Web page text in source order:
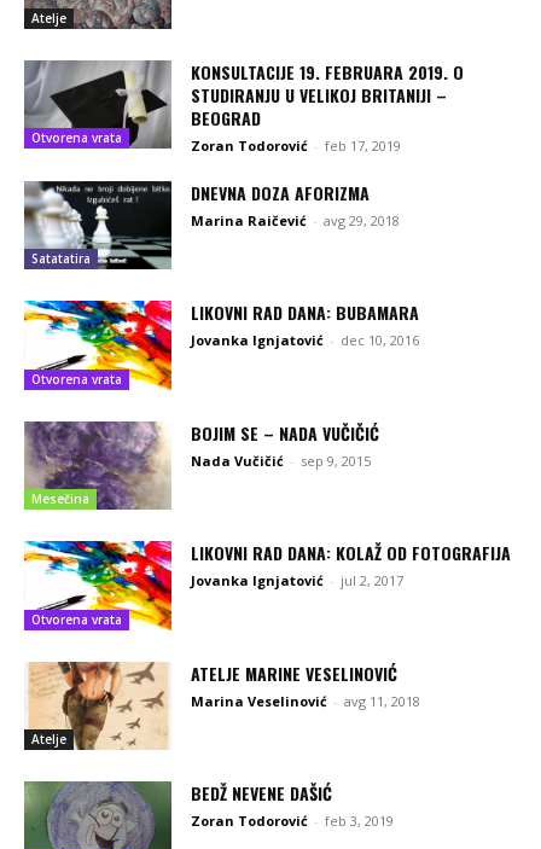
Atelje
Otvorena vrata
KONSULTACIJE 19. FEBRUARA 2019. O
STUDIRANJU U VELIKOJ BRITANIJI –
BEOGRAD
Zoran Todorović - feb 17, 2019
Satatatira
DNEVNA DOZA AFORIZMA
Marina Raičević - avg 29, 2018
Otvorena vrata
LIKOVNI RAD DANA: BUBAMARA
Jovanka Ignjatović - dec 10, 2016
Mesečina
BOJIM SE – NADA VUČIČIĆ
Nada Vučičić - sep 9, 2015
Otvorena vrata
LIKOVNI RAD DANA: KOLAŽ OD FOTOGRAFIJA
Jovanka Ignjatović - jul 2, 2017
Atelje
ATELJE MARINE VESELINOVIĆ
Marina Veselinović - avg 11, 2018
BEDŽ NEVENE DAŠIĆ
Zoran Todorović - feb 3, 2019